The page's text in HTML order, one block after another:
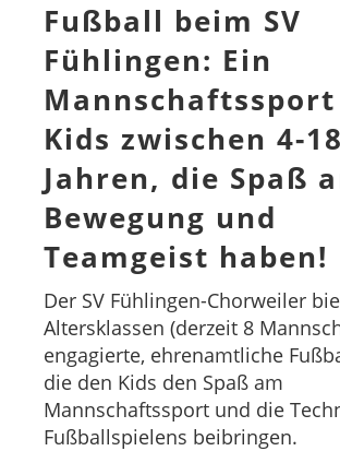
Fußball beim SV
Fühlingen: Ein
Kids zwischen 4-18
Jahren, die Spaß
Bewegung und
Teamgeist haben!
Der SV Fühlingen-Chorweiler
Altersklassen (derzeit 8
engagierte, ehrenamtliche
die den Kids den Spaß am
Mannschaftssport und die
Fußballspielens beibringen.